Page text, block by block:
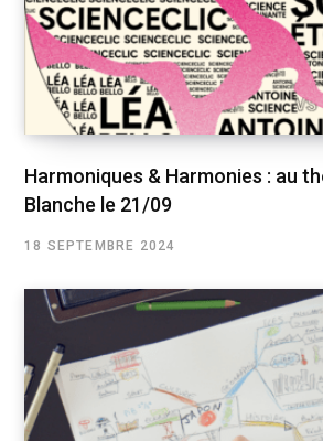
Harmoniques & Harmonies : au
Blanche le 21/09
18 SEPTEMBRE 2024